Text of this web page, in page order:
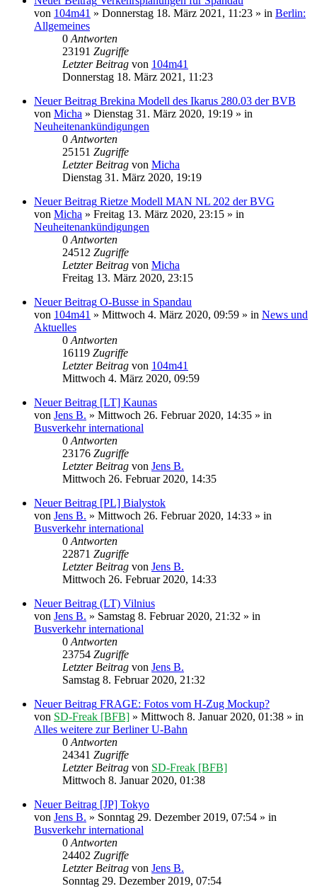
von 104m41 » Donnerstag 18. März 2021, 11:23 » in Berlin:
Allgemeines
0Antworten
23191 Zugriffe
Letzter Beitrag von 104m41
Donnerstag 18. März 2021, 11:23
Neuer Beitrag Brekina Modell des Ikarus 280.03 der BVB
von Micha » Dienstag 31. März 2020, 19:19 » in
Neuheitenankündigungen
0Antworten
25151 Zugriffe
Letzter Beitrag von Micha
Dienstag 31. März 2020, 19:19
Neuer Beitrag Rietze Modell MAN NL 202 der BVG
von Micha » Freitag 13. März 2020, 23:15 » in
Neuheitenankündigungen
0Antworten
24512 Zugriffe
Letzter Beitrag von Micha
Freitag 13. März 2020, 23:15
Neuer Beitrag O-Busse in Spandau
von 104m41 » Mittwoch 4. März 2020, 09:59 » in News und
Aktuelles
0Antworten
16119 Zugriffe
Letzter Beitrag von 104m41
Mittwoch 4. März 2020, 09:59
Neuer Beitrag [LT] Kaunas
von Jens B. » Mittwoch 26. Februar 2020, 14:35 » in
Busverkehr international
0Antworten
23176 Zugriffe
Letzter Beitrag von Jens B.
Mittwoch 26. Februar 2020, 14:35
Neuer Beitrag [PL] Bialystok
von Jens B. » Mittwoch 26. Februar 2020, 14:33 » in
Busverkehr international
0Antworten
22871 Zugriffe
Letzter Beitrag von Jens B.
Mittwoch 26. Februar 2020, 14:33
Neuer Beitrag (LT) Vilnius
von Jens B. » Samstag 8. Februar 2020, 21:32 » in
Busverkehr international
0Antworten
23754 Zugriffe
Letzter Beitrag von Jens B.
Samstag 8. Februar 2020, 21:32
Neuer Beitrag FRAGE: Fotos vom H-Zug Mockup?
von SD-Freak [BFB] » Mittwoch 8. Januar 2020, 01:38 » in
Alles weitere zur Berliner U-Bahn
0Antworten
24341 Zugriffe
Letzter Beitrag von SD-Freak [BFB]
Mittwoch 8. Januar 2020, 01:38
Neuer Beitrag [JP] Tokyo
von Jens B. » Sonntag 29. Dezember 2019, 07:54 » in
Busverkehr international
0Antworten
24402 Zugriffe
Letzter Beitrag von Jens B.
Sonntag 29. Dezember 2019, 07:54